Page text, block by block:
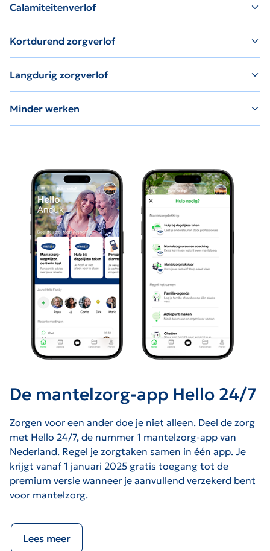
Calamiteitenverlof
Kortdurend zorgverlof
Langdurig zorgverlof
Minder werken
De mantelzorg-app Hello 24/7
Zorgen voor een ander doe je niet alleen. Deel de zorg
met Hello 24/7, de nummer 1 mantelzorg-app van
Nederland. Regel je zorgtaken samen in één app. Je
krijgt vanaf 1 januari 2025 gratis toegang tot de
premium versie wanneer je aanvullend verzekerd bent
voor mantelzorg.
Lees meer